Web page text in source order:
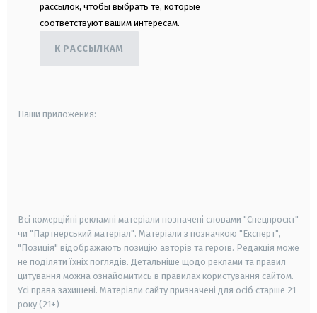
рассылок, чтобы выбрать те, которые
соответствуют вашим интересам.
К РАССЫЛКАМ
Наши приложения:
Всі комерційні рекламні матеріали позначені словами "Спецпроєкт"
чи "Партнерський матеріал". Матеріали з позначкою "Експерт",
"Позиція" відображають позицію авторів та героїв. Редакція може
не поділяти їхніх поглядів. Детальніше щодо реклами та правил
цитування можна ознайомитись в правилах користування сайтом.
Усі права захищені. Матеріали сайту призначені для осіб старше 21
року (21+)